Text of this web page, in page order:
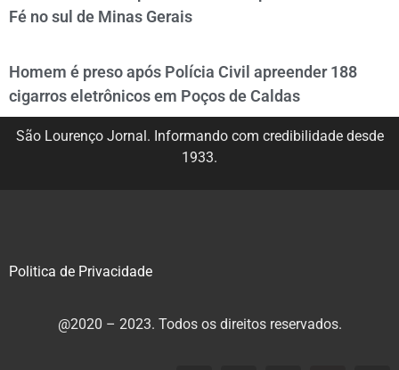
Fé no sul de Minas Gerais
Homem é preso após Polícia Civil apreender 188
cigarros eletrônicos em Poços de Caldas
São Lourenço Jornal. Informando com credibilidade desde
1933.
Politica de Privacidade
@2020 – 2023. Todos os direitos reservados.